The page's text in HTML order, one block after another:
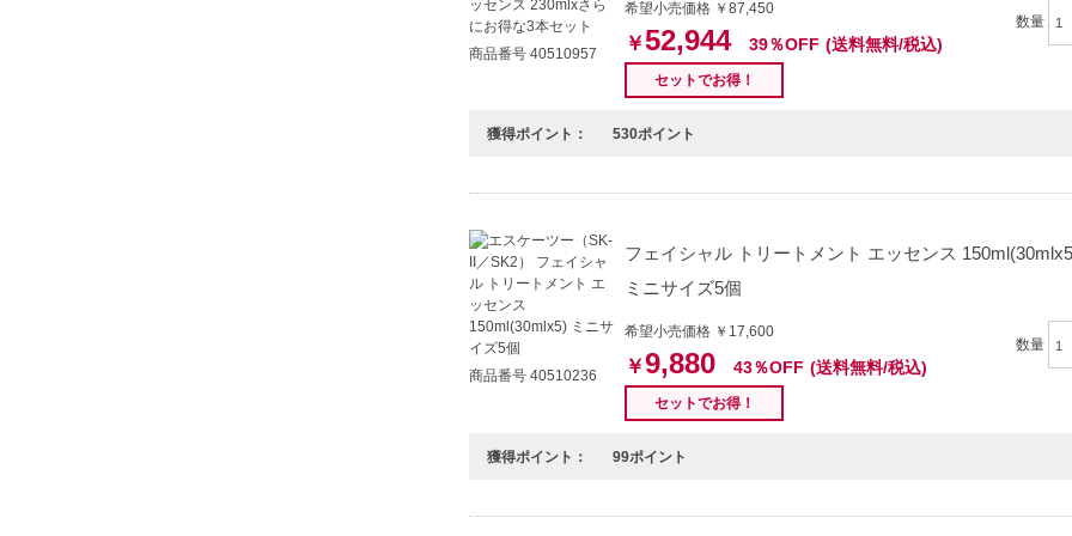
商品番号 40510957
希望小売価格 ￥87,450
￥52,944 39％OFF (送料無料/税込)
セットでお得！
数量
獲得ポイント： 530ポイント
商品番号 40510236
フェイシャル トリートメント エッセンス
ミニサイズ5個
希望小売価格 ￥17,600
￥9,880 43％OFF (送料無料/税込)
セットでお得！
数量
獲得ポイント： 99ポイント